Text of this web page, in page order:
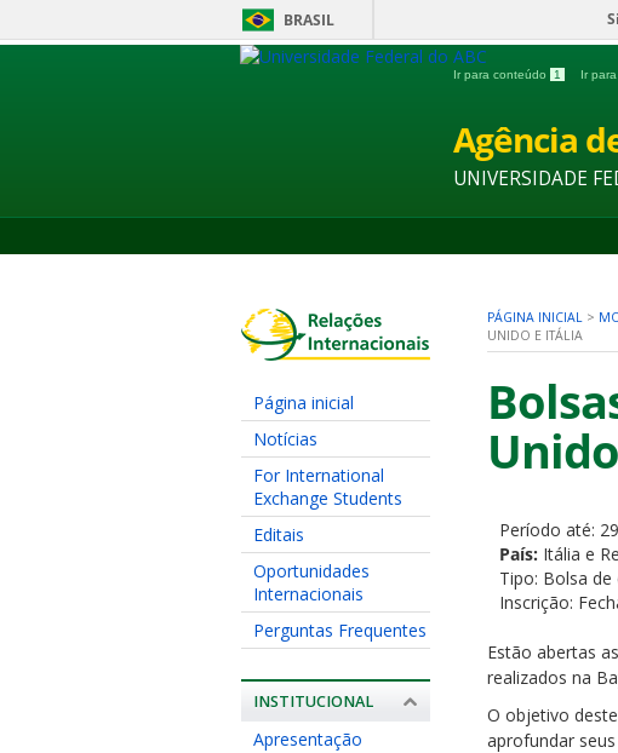
BRASIL
Ir para conteúdo 1 Ir
Agência
UNIVERSIDADE
Página inicial
Notícias
For International
Exchange Students
Editais
Oportunidades
Internacionais
Perguntas Frequentes
INSTITUCIONAL
Apresentação
PÁGINA INICIAL >
UNIDO E ITÁLIA
Período até:
País: Itália e
Tipo: Bolsa de
Inscrição:
Estão abertas
realizados na
O objetivo
aprofundar